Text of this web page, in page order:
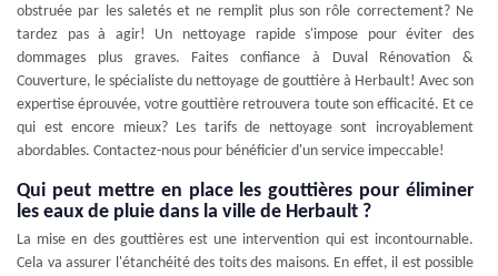
obstruée par les saletés et ne remplit plus son rôle correctement? Ne
tardez pas à agir! Un nettoyage rapide s'impose pour éviter des
dommages plus graves. Faites confiance à Duval Rénovation &
Couverture, le spécialiste du nettoyage de gouttière à Herbault! Avec son
expertise éprouvée, votre gouttière retrouvera toute son efficacité. Et ce
qui est encore mieux? Les tarifs de nettoyage sont incroyablement
abordables. Contactez-nous pour bénéficier d'un service impeccable!
Qui peut mettre en place les gouttières pour éliminer
les eaux de pluie dans la ville de Herbault ?
La mise en des gouttières est une intervention qui est incontournable.
Cela va assurer l'étanchéité des toits des maisons. En effet, il est possible